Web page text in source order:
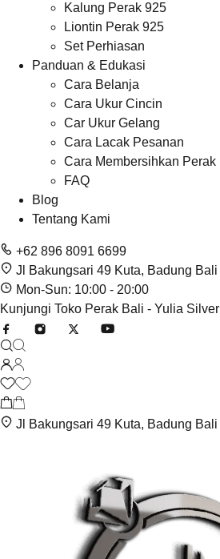
Kalung Perak 925
Liontin Perak 925
Set Perhiasan
Panduan & Edukasi
Cara Belanja
Cara Ukur Cincin
Car Ukur Gelang
Cara Lacak Pesanan
Cara Membersihkan Perak
FAQ
Blog
Tentang Kami
+62 896 8091 6699
Jl Bakungsari 49 Kuta, Badung Bali
Mon-Sun: 10:00 - 20:00
Kunjungi Toko Perak Bali - Yulia Silver
Jl Bakungsari 49 Kuta, Badung Bali